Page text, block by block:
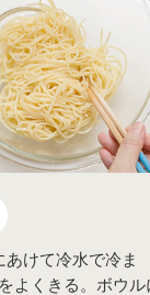
あけて冷水で冷ま
よくきる。ボウル